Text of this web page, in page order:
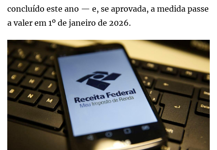
concluído este ano — e, se aprovada, a medida passe
a valer em 1º de janeiro de 2026.